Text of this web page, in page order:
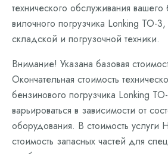
технического обслуживания вашего
вилочного погрузчика Lonking ТО-
складской и погрузочной техники.
Внимание! Указана базовая
Окончательная стоимость
бензинового погрузчика Lonking
варьироваться в зависимости от
оборудования. В стоимость услуги
стоимость запасных частей для